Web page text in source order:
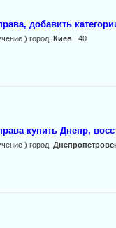
добавить
) город: Киев| 40
купить Днепр,
) город: